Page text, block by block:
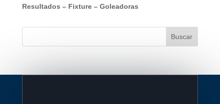
Resultados – Fixture– Goleadoras